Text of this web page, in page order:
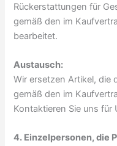
Rückerstattungen für
gemäß den im
bearbeitet.
Austausch:
Wir ersetzen Artikel, die
gemäß den im
Kontaktieren Sie uns für
4. Einzelpersonen, die